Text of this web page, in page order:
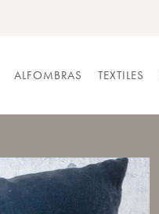
ALFOMBRAS TEXTILES